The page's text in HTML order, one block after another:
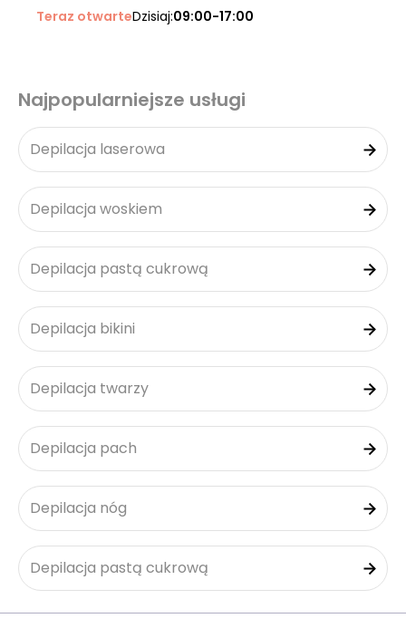
Teraz otwarteDzisiaj:09:00-17:00
Najpopularniejsze usługi
Depilacja laserowa
Depilacja woskiem
Depilacja pastą cukrową
Depilacja bikini
Depilacja twarzy
Depilacja pach
Depilacja nóg
Depilacja pastą cukrową